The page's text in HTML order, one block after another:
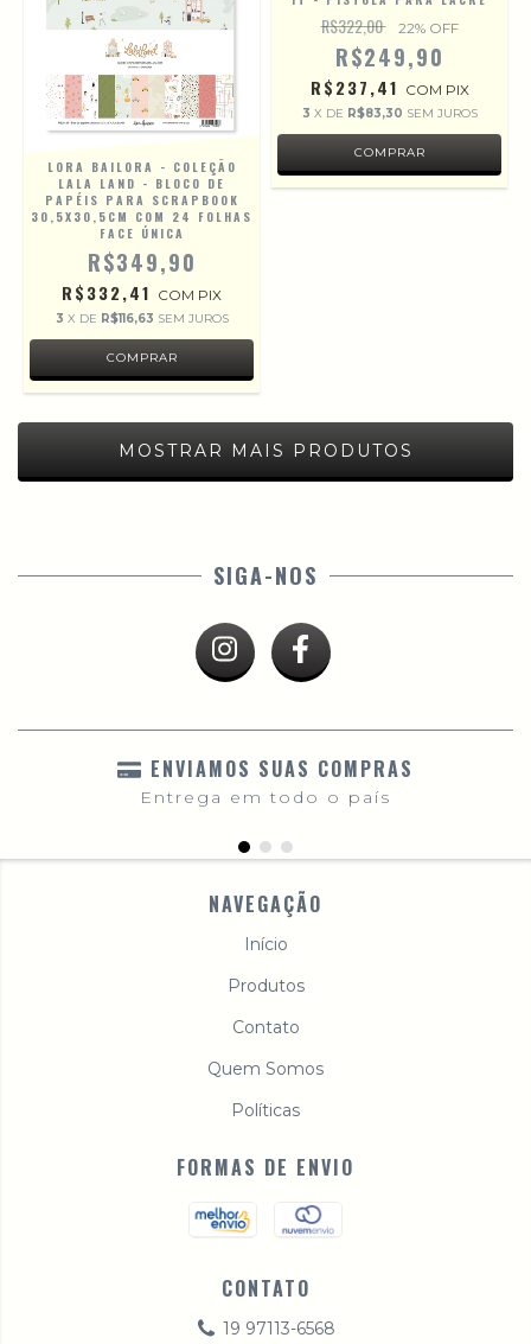
LORA BAILORA - COLEÇÃO
LALA LAND - BLOCO DE
PAPÉIS PARA SCRAPBOOK
30,5X30,5CM COM 24 FOLHAS
FACE ÚNICA
R$349,90
R$332,41 COM PIX
3 X DE R$116,63 SEM JUROS
R$322,00 22% OFF
R$249,90
R$237,41 COM PIX
3 X DE R$83,30 SEM JUROS
MOSTRAR MAIS PRODUTOS
SIGA-NOS
ENVIAMOS SUAS COMPRAS
Entrega em todo o país
NAVEGAÇÃO
Início
Produtos
Contato
Quem Somos
Políticas
FORMAS DE ENVIO
CONTATO
19 97113-6568